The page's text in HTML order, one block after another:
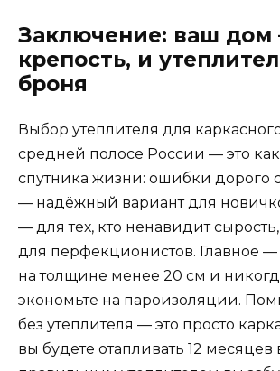
Заключение: ваш
крепость, и
броня
Выбор утеплителя для
средней полосе России — это
спутника жизни: ошибки дорого
— надёжный вариант для
— для тех, кто ненавидит
для перфекционистов. Главное —
на толщине менее 20 см и
экономьте на пароизоляции.
без утеплителя — это просто
вы будете отапливать 12 месяцев